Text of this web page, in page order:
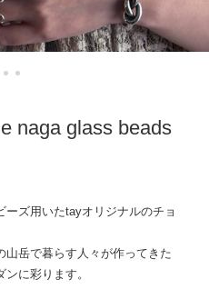
naga glass beads
ズ用いたtayオリジナルのチョ
山岳で暮らす人々が作ってきた
に彩ります。